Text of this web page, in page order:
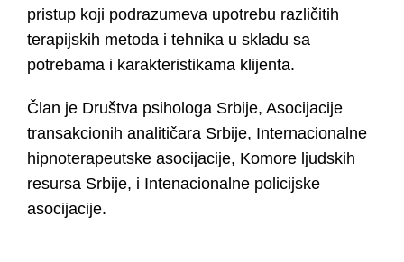
pristup koji podrazumeva upotrebu različitih
terapijskih metoda i tehnika u skladu sa
potrebama i karakteristikama klijenta.
Član je Društva psihologa Srbije, Asocijacije
transakcionih analitičara Srbije, Internacionalne
hipnoterapeutske asocijacije, Komore ljudskih
resursa Srbije, i Intenacionalne policijske
asocijacije.